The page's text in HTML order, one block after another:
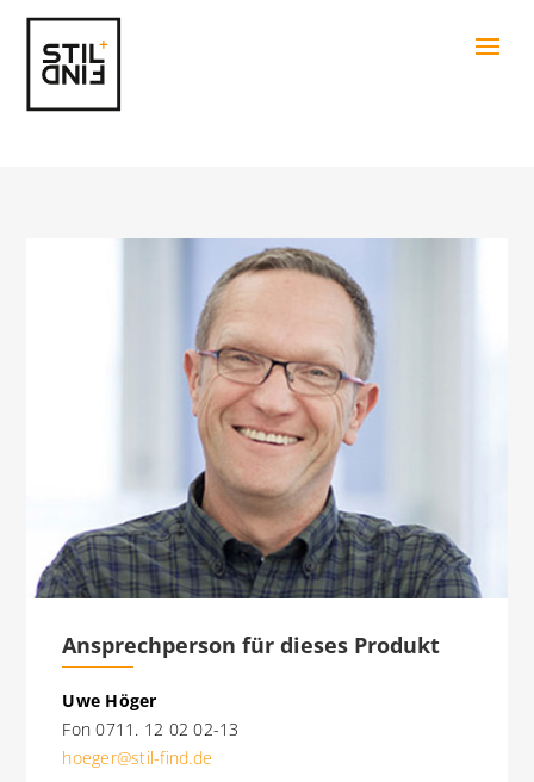
Ansprechperson für dieses Produkt
Uwe Höger
Fon 0711. 12 02 02-13
hoeger@stil-find.de